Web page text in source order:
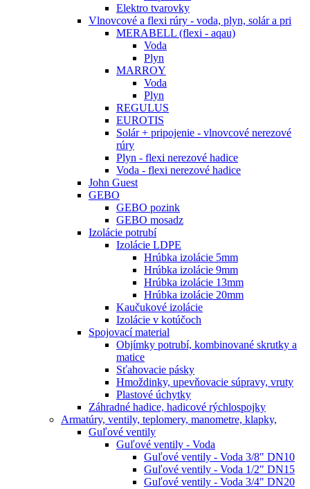
Elektro tvarovky
Vlnovcové a flexi rúry - voda, plyn, solár a pri
MERABELL (flexi - aqau)
Voda
Plyn
MARROY
Voda
Plyn
REGULUS
EUROTIS
Solár + pripojenie - vlnovcové nerezové
rúry
Plyn - flexi nerezové hadice
Voda - flexi nerezové hadice
John Guest
GEBO
GEBO pozink
GEBO mosadz
Izolácie potrubí
Izolácie LDPE
Hrúbka izolácie 5mm
Hrúbka izolácie 9mm
Hrúbka izolácie 13mm
Hrúbka izolácie 20mm
Kaučukové izolácie
Izolácie v kotúčoch
Spojovací material
Objímky potrubí, kombinované skrutky a
matice
Sťahovacie pásky
Hmoždinky, upevňovacie súpravy, vruty
Plastové úchytky
Záhradné hadice, hadicové rýchlospojky
Armatúry, ventily, teplomery, manometre, klapky,
Guľové ventily
Guľové ventily - Voda
Guľové ventily - Voda 3/8" DN10
Guľové ventily - Voda 1/2" DN15
Guľové ventily - Voda 3/4" DN20